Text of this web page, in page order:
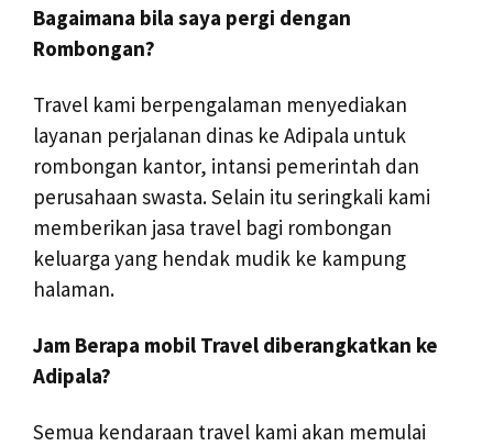
Bagaimana bila saya pergi dengan
Rombongan?
Travel kami berpengalaman menyediakan
layanan perjalanan dinas ke Adipala untuk
rombongan kantor, intansi pemerintah dan
perusahaan swasta. Selain itu seringkali kami
memberikan jasa travel bagi rombongan
keluarga yang hendak mudik ke kampung
halaman.
Jam Berapa mobil Travel diberangkatkan ke
Adipala?
Semua kendaraan travel kami akan memulai